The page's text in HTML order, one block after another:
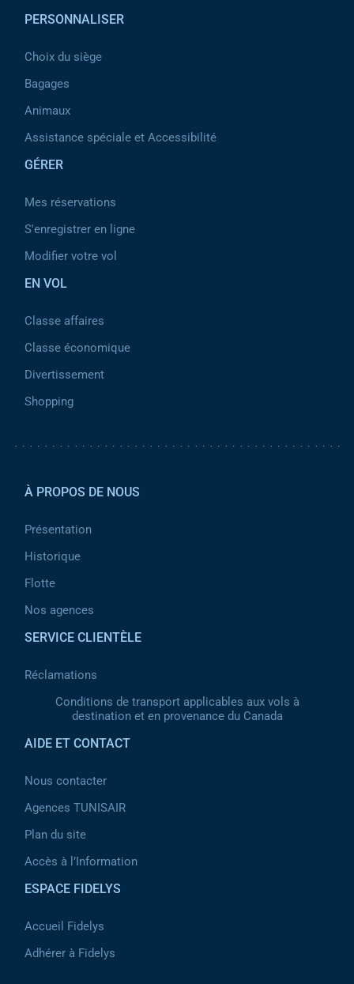
PERSONNALISER
Choix du siège
Bagages
Animaux
Assistance spéciale et Accessibilité
GÉRER
Mes réservations
S'enregistrer en ligne
Modifier votre vol
EN VOL
Classe affaires
Classe économique
Divertissement
Shopping
À PROPOS DE NOUS
Présentation
Historique
Flotte
Nos agences
SERVICE CLIENTÈLE
Réclamations
Conditions de transport applicables aux vols à
destination et en provenance du Canada
AIDE ET CONTACT
Nous contacter
Agences TUNISAIR
Plan du site
Accès à l’Information
ESPACE FIDELYS
Accueil Fidelys
Adhérer à Fidelys